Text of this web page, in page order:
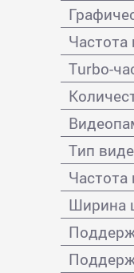
Частота
Turbo-
Тип
Частота
Ширина